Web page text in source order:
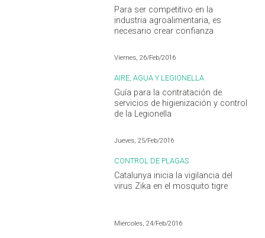
Para ser competitivo en la
industria agroalimentaria, es
necesario crear confianza
Viernes, 26/Feb/2016
AIRE, AGUA Y LEGIONELLA
Guía para la contratación de
servicios de higienización y control
de la Legionella
Jueves, 25/Feb/2016
CONTROL DE PLAGAS
Catalunya inicia la vigilancia del
virus Zika en el mosquito tigre
Miércoles, 24/Feb/2016